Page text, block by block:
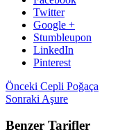
Twitter
Google +
Stumbleupon
LinkedIn
Pinterest
Önceki Cepli Poğaça
Sonraki Aşure
Benzer Tarifler